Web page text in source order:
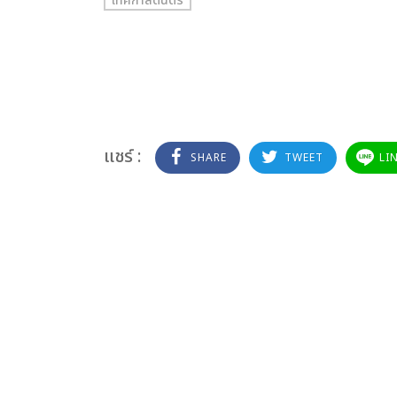
แชร์ : SHARE TWEET